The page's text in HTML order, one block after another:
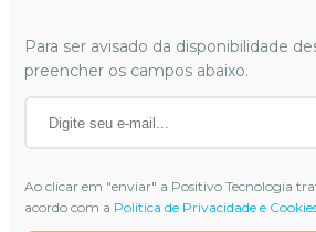
Para ser avisado da disponibilidade
preencher os campos abaixo.
Ao clicar em "enviar" a Positivo Tecnologia
acordo com a Política de Privacidade e